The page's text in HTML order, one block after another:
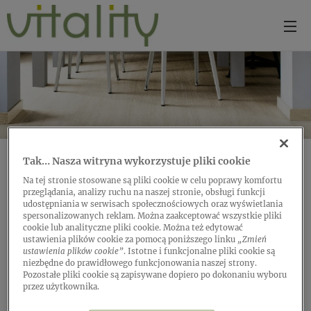
Amuse Base oferuje piękną podłogę, która jest odporna na
uszkodzenia: bardzo cienka, a jednocześnie super wytrzymała,
dzięki czemu można ją montować na nierównych podłożach.
Nadaje się do ogrzewania i chłodzenia podłogowego, jest w
100% wodoodporna, łatwa do utrzymania w czystości i
Tak… Nasza witryna wykorzystuje pliki cookie
Na tej stronie stosowane są pliki cookie w celu poprawy komfortu
przeglądania, analizy ruchu na naszej stronie, obsługi funkcji
udostępniania w serwisach społecznościowych oraz wyświetlania
spersonalizowanych reklam. Można zaakceptować wszystkie pliki
cookie lub analityczne pliki cookie. Można też edytować
ustawienia plików cookie za pomocą poniższego linku „Zmień
ustawienia plików cookie”. Istotne i funkcjonalne pliki cookie są
niezbędne do prawidłowego funkcjonowania naszej strony.
Pozostałe pliki cookie są zapisywane dopiero po dokonaniu wyboru
przez użytkownika.